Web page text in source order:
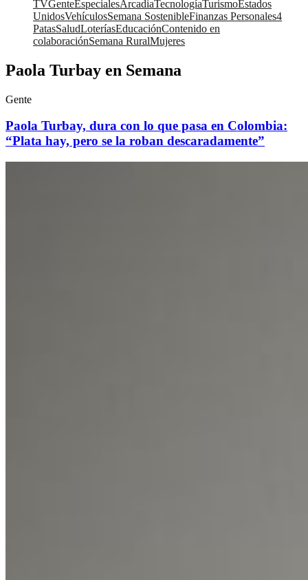
TVGenteEspecialesArcadiaTecnologíaTurismoEstados
UnidosVehículosSemana SostenibleFinanzas Personales4
PatasSaludLoteríasEducaciónContenido en
colaboraciónSemana RuralMujeres
Paola Turbay en Semana
Gente
Paola Turbay, dura con lo que pasa en Colombia:
“Plata hay, pero se la roban descaradamente”